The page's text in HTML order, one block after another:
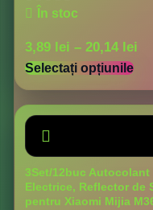
În stoc
3,89 lei – 20,14 lei
Selectați opțiunile
3Set/12buc
Electrice, Reflector de
pentru Xiaomi Mijia